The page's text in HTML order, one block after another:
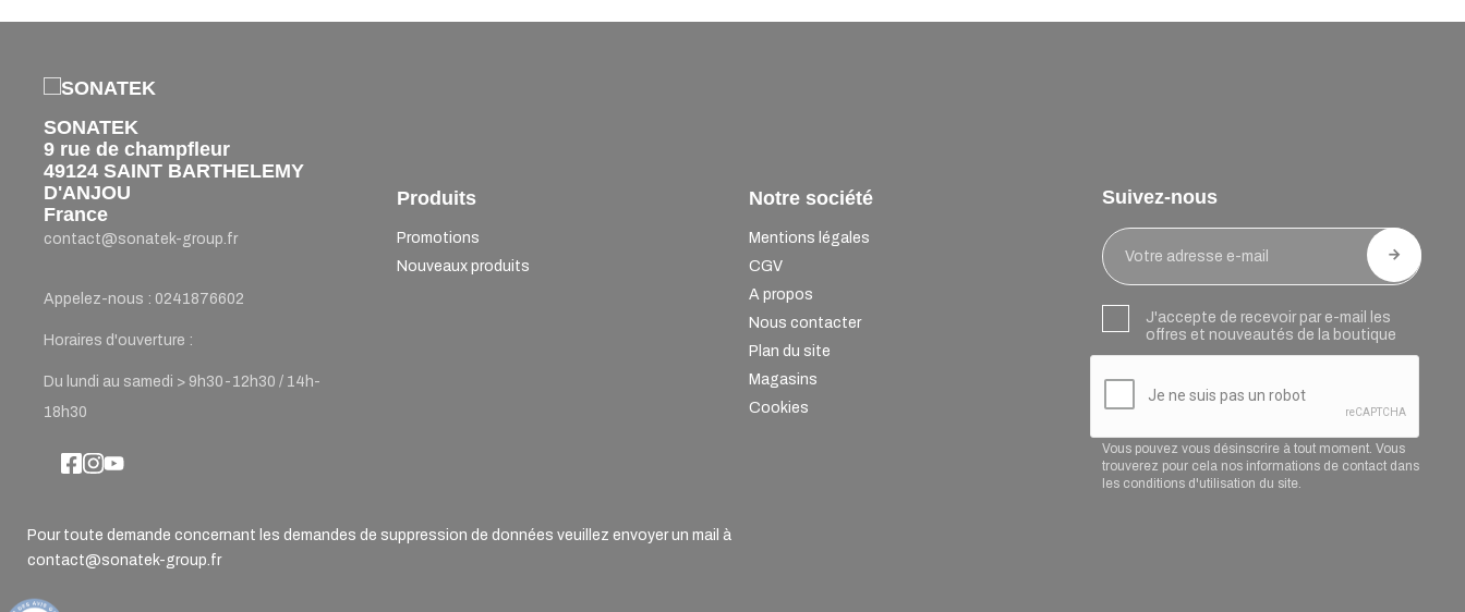
SONATEK
9 rue de champfleur
49124 SAINT BARTHELEMY
D'ANJOU
France
contact@sonatek-group.fr
Appelez-nous : 0241876602
Horaires d'ouverture :
Du lundi au samedi > 9h30-12h30 / 14h-
18h30
Produits
Promotions
Nouveaux produits
Notre société
Mentions légales
CGV
A propos
Nous contacter
Plan du site
Magasins
Cookies
Suivez-nous
J'accepte de recevoir par e-mail les
offres et nouveautés de la boutique
Vous pouvez vous désinscrire à tout moment. Vous
trouverez pour cela nos informations de contact dans
les conditions d'utilisation du site.
Pour toute demande concernant les demandes de suppression de données veuillez envoyer un mail à
contact@sonatek-group.fr